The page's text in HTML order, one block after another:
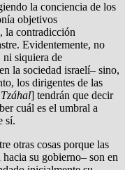
la conciencia de los
objetivos
la contradicción
Evidentemente, no
ni siquiera de
la sociedad israelí– sino,
los dirigentes de las
Tzáhal] tendrán que decir
cuál es el umbral a
sí.
otras cosas porque las
su gobierno– son en